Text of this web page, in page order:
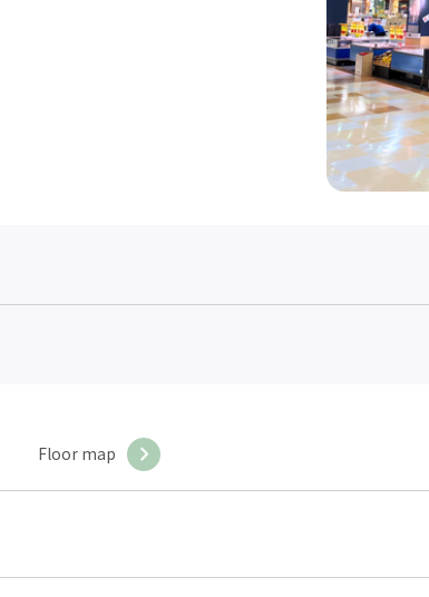
Floor map